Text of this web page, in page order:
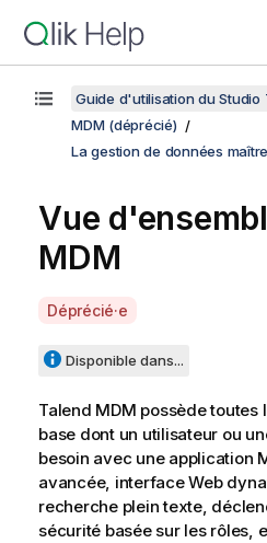
Guide d'utilisation du Studio
MDM (déprécié)
La gestion de données
Vue
MDM
A
a
l
a
b
i
l
i
Déprécié·e
Disponible dans...
Talend MDM possède toutes
base dont un utilisateur ou
besoin avec une application
avancée, interface Web
recherche plein texte,
sécurité basée sur les rôles,